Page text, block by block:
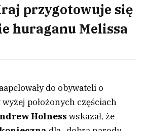
przygotowuje się
huraganu Melissa
do obywateli o
położonych częściach
Holness wskazał, że